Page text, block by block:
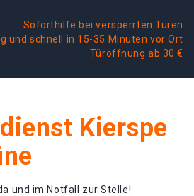
Soforthilfe bei versperrten Türen
und schnell in 15-35 Minuten vor Ort
Türöffnung ab 30 €
Kierspe
und im Notfall zur Stelle!